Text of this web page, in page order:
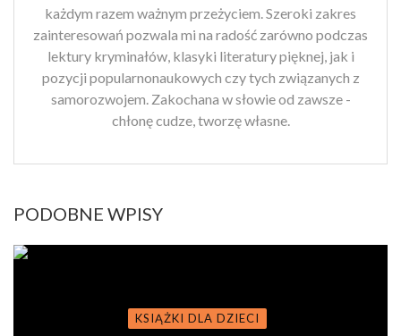
każdym razem ważnym przeżyciem. Szeroki zakres
zainteresowań pozwala mi na radość zarówno podczas
lektury kryminałów, klasyki literatury pięknej, jak i
pozycji popularnonaukowych czy tych związanych z
samorozwojem. Zakochana w słowie od zawsze -
chłonę cudze, tworzę własne.
PODOBNE WPISY
KSIĄŻKI DLA DZIECI